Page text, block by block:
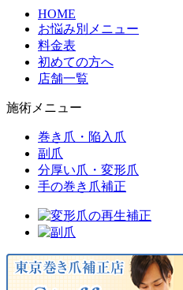
HOME
お悩み別メニュー
料金表
初めての方へ
店舗一覧
施術メニュー
巻き爪・陥入爪
副爪
分厚い爪・変形爪
手の巻き爪補正